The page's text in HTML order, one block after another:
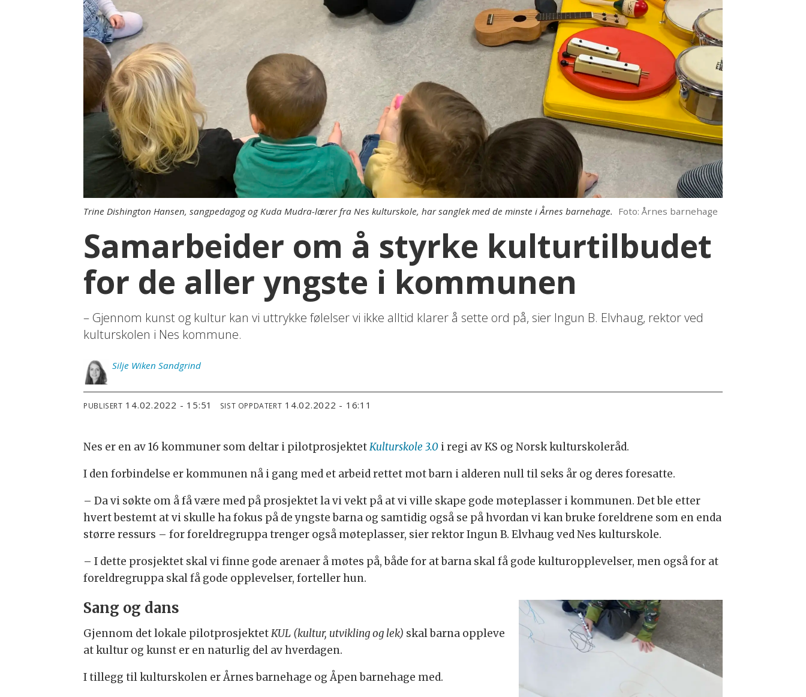
Trine Dishington Hansen, sangpedagog og Kuda Mudra-lærer fra Nes kulturskole, har sanglek med de minste i Årnes barnehage. Foto: Årnes barnehage
Samarbeider om å styrke kulturtilbudet
for de aller yngste i kommunen
– Gjennom kunst og kultur kan vi uttrykke følelser vi ikke alltid klarer å sette ord på, sier Ingun B. Elvhaug, rektor ved
kulturskolen i Nes kommune.
Silje Wiken Sandgrind
PUBLISERT 14.02.2022 - 15:51 SIST OPPDATERT 14.02.2022 - 16:11
Nes er en av 16 kommuner som deltar i pilotprosjektetKulturskole 3.0 i regi av KS og Norsk kulturskoleråd.
I den forbindelse er kommunen nå i gang med et arbeid rettet mot barn i alderen null til seks år og deres foresatte.
– Da vi søkte om å få være med på prosjektet la vi vekt på at vi ville skape gode møteplasser i kommunen. Det ble etter
hvert bestemt at vi skulle ha fokus på de yngste barna og samtidig også se på hvordan vi kan bruke foreldrene som en enda
større ressurs – for foreldregruppa trenger også møteplasser, sier rektor Ingun B. Elvhaug ved Nes kulturskole.
– I dette prosjektet skal vi finne gode arenaer å møtes på, både for at barna skal få gode kulturopplevelser, men også for at
foreldregruppa skal få gode opplevelser, forteller hun.
Sang og dans
Gjennom det lokale pilotprosjektetKUL (kultur, utvikling og lek) skal barna oppleve
at kultur og kunst er en naturlig del av hverdagen.
I tillegg til kulturskolen er Årnes barnehage og Åpen barnehage med.